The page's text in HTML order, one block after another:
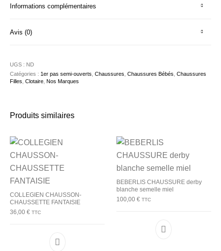
Informations complémentaires
Avis (0)
UGS : ND
Catégories : 1er pas semi-ouverts ,Chaussures ,Chaussures Bébés ,Chaussures
Filles ,Clotaire ,Nos Marques
Produits similaires
COLLEGIEN CHAUSSON-
CHAUSSETTE FANTAISIE
36,00€ TTC
Ce produit a plusieurs variations. Les options
BEBERLIS CHAUSSURE derby
blanche semelle miel
100,00 € TTC
Ce produit a